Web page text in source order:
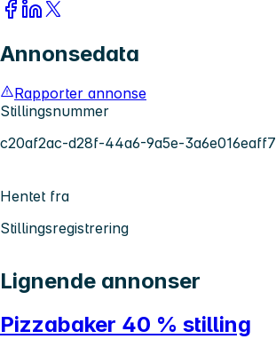
Annonsedata
Rapporter annonse
Stillingsnummer
c20af2ac-d28f-44a6-9a5e-3a6e016eaff7
Hentet fra
Stillingsregistrering
Lignende annonser
Pizzabaker 40 % stilling